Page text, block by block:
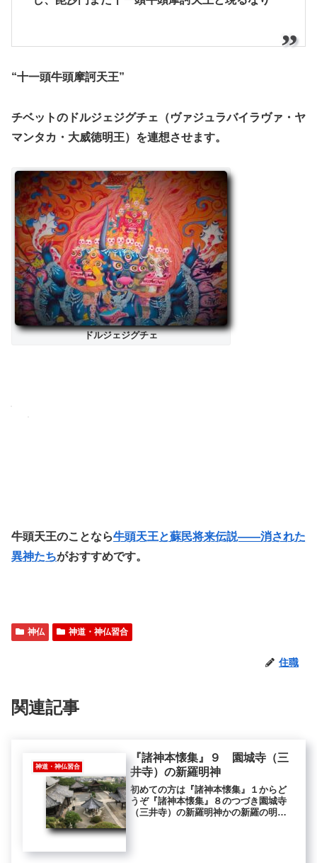
“十一頭牛頭摩訶天王”
チベットのドルジェジグチェ（ヴァジュラバイラヴァ・ヤ
マンタカ・大威徳明王）を連想させます。
ドルジェジグチェ
牛頭天王のことなら牛頭天王と蘇民将来伝説――消された
異神たちがおすすめです。
神仏 神道・神仏習合
住職
関連記事
神道・神仏習合
『諸神本懐集』９ 園城寺（三
井寺）の新羅明神
初めての方は『諸神本懐集』１からど
うぞ『諸神本懐集』８のつづき園城寺
（三井寺）の新羅明神かの新羅の明神